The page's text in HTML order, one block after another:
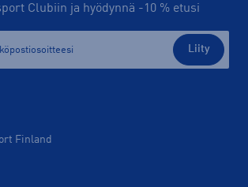
Clubiin ja hyödynnä -10 % etusi
Liity
Finland